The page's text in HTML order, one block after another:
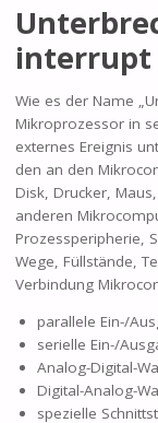
interrupt
Wie es der Name
Mikroprozessor in
externes Ereignis
den an den
Disk, Drucker,
anderen
Prozessperipherie,
Wege, Füllstände,
Verbindung
parallele Ein-/
serielle Ein-/
Analog-Digital-
Digital-Analog-
spezielle